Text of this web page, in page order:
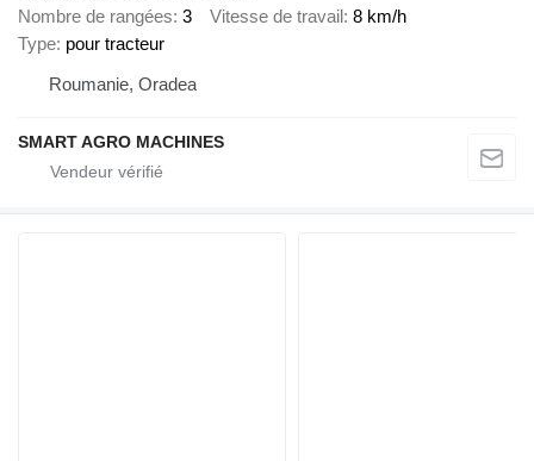
Nombre de rangées 3 Vitesse de travail 8 km/h
Type pour tracteur
Roumanie, Oradea
SMART AGRO MACHINES